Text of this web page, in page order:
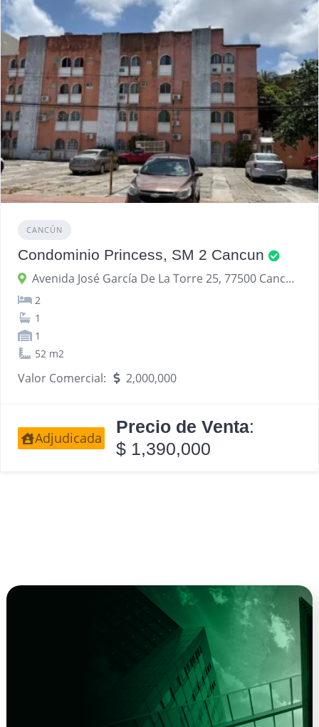
CANCÚN
Condominio Princess, SM 2 Cancun
Avenida José García De La Torre 25, 77500 Cancún, Quintana Roo, México
2
1
1
52 m2
Valor Comercial: 2,000,000
Adjudicada
Precio de Venta:
$ 1,390,000